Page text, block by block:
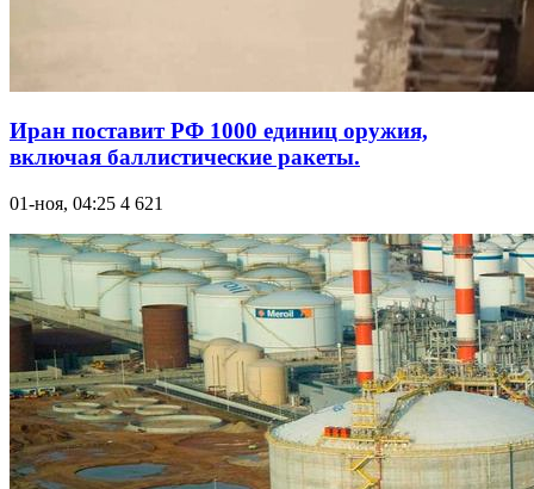
Иран поставит РФ 1000 единиц оружия,
включая баллистические ракеты.
01-ноя, 04:25 4 621